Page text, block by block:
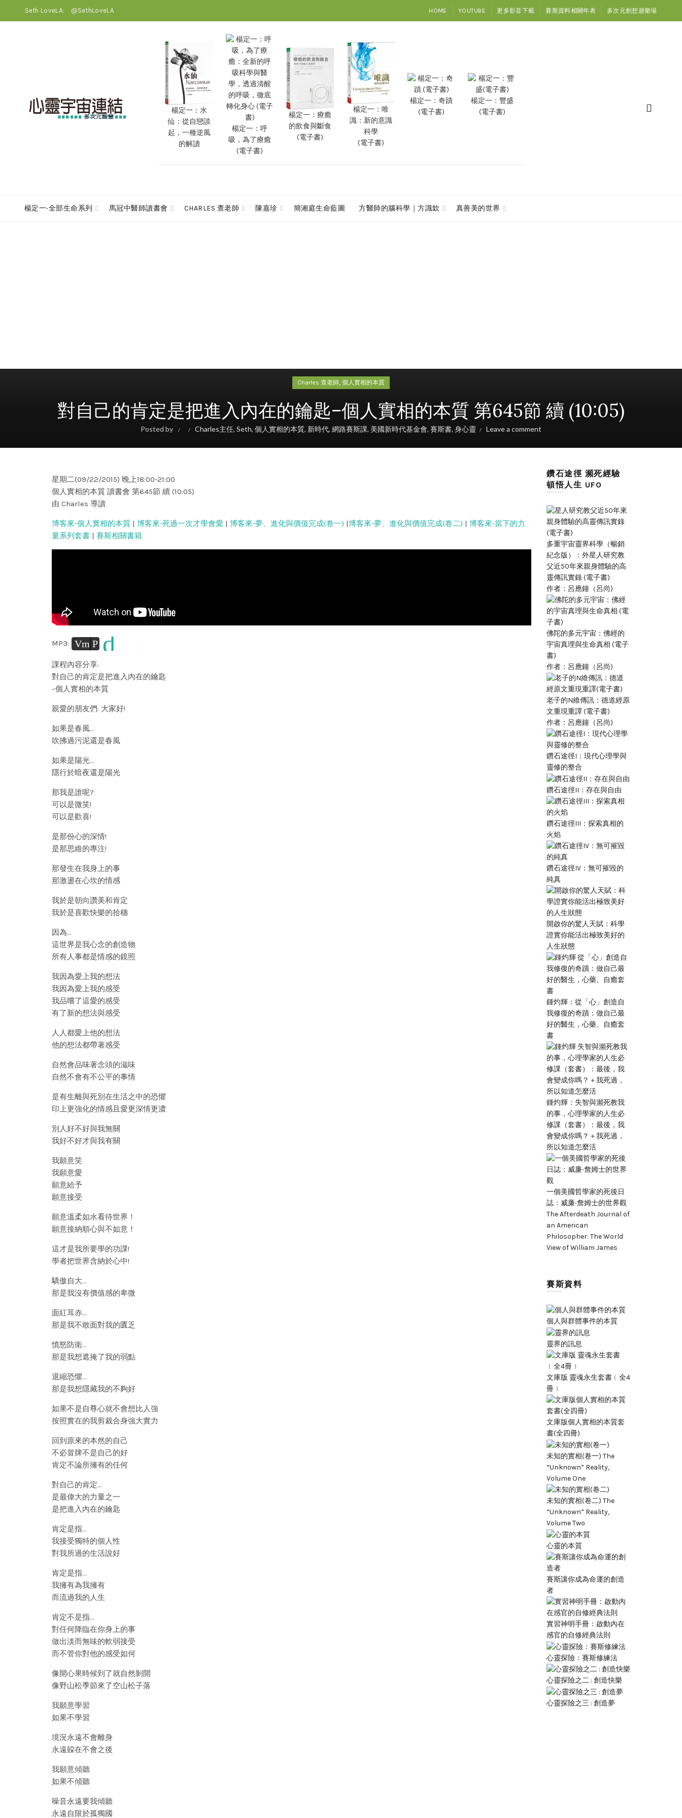
Seth LoveLA: @SethLoveLA HOME YOUTUBE 更多影音下載 賽斯資料相關年表 多次元創想遊樂場
楊定一：水
仙：從自戀談
起，一種逆風
的解讀
楊定一：呼
吸，為了療癒
(電子書)
楊定一：療癒
的飲食與斷食
(電子書)
楊定一：唯
識：新的意識
科學
(電子書)
楊定一：奇蹟
(電子書)
楊定一：豐盛
(電子書)
楊定一‧全部生命系列 馬冠中醫師讀書會 CHARLES 查老師 陳嘉珍 簡湘庭生命藍圖 方醫師的腦科學｜方識欽 真善美的世界
Charles 查老師, 個人實相的本質
對自己的肯定是把進入內在的鑰匙–個人實相的本質 第645節 續 (10:05)
Posted by Charles主任, Seth, 個人實相的本質, 新時代, 網路賽斯課, 美國新時代基金會, 賽斯書, 身心靈 Leave a comment
星期二(09/22/2015) 晚上18:00-21:00
個人實相的本質 讀書會 第645節 續 (10:05)
由 Charles 導讀
博客來-個人實相的本質 | 博客來-死過一次才學會愛 | 博客來-夢、進化與價值完成(卷一) |博客來-夢、進化與價值完成(卷二) | 博客來-當下的力
量系列套書 | 賽斯相關書籍
MP3: Vm P d
課程內容分享:
對自己的肯定是把進入內在的鑰匙
–個人實相的本質
親愛的朋友們: 大家好!
如果是春風…
吹拂過污泥還是春風
如果是陽光…
隱行於暗夜還是陽光
那我是誰呢?
可以是微笑!
可以是歡喜!
是那份心的深情!
是那思維的專注!
那發生在我身上的事
那激盪在心坎的情感
我於是朝向讚美和肯定
我於是喜歡快樂的拾穗
因為…
這世界是我心念的創造物
所有人事都是情感的鏡照
我因為愛上我的想法
我因為愛上我的感受
我品嚐了這愛的感受
有了新的想法與感受
人人都愛上他的想法
他的想法都帶著感受
自然會品味著念頭的滋味
自然不會有不公平的事情
是有生離與死別在生活之中的恐懼
印上更強化的情感且愛更深情更濃
別人好不好與我無關
我好不好才與我有關
我願意笑
我願意愛
願意給予
願意接受
願意溫柔如水看待世界！
願意接納順心與不如意！
這才是我所要學的功課!
學者把世界含納於心中!
驕傲自大…
那是我沒有價值感的卑微
面紅耳赤…
那是我不敢面對我的匱乏
憤怒防衛…
那是我想遮掩了我的弱點
退縮恐懼…
那是我想隱藏我的不夠好
如果不是自尊心就不會想比人強
按照實在的我剪裁合身強大實力
回到原來的本然的自己
不必冒牌不是自己的好
肯定不論所擁有的任何
對自己的肯定…
是最偉大的力量之一
是把進入內在的鑰匙
肯定是指…
我接受獨特的個人性
對我所過的生活說好
肯定是指…
我擁有為我擁有
而流過我的人生
肯定不是指…
對任何降臨在你身上的事
做出淡而無味的軟弱接受
而不管你對他的感受如何
像開心果時候到了就自然剝開
像野山松季節來了空山松子落
我願意學習
如果不學習
境況永遠不會離身
永遠躱在不會之後
我願意傾聽
如果不傾聽
噪音永遠要我傾聽
永遠自限於孤獨國
鑽石途徑 瀕死經驗
頓悟人生 UFO
多重宇宙靈界科學（暢銷
紀念版）：外星人研究教
父近50年來親身體驗的高
靈傳訊實錄 (電子書)
作者：呂應鐘（呂尚)
佛陀的多元宇宙：佛經的
宇宙真理與生命真相 (電子
書)
作者：呂應鐘（呂尚)
老子的N維傳訊：德道經原
文重現重譯 (電子書)
作者：呂應鐘（呂尚)
鑽石途徑I：現代心理學與
靈修的整合
鑽石途徑II：存在與自由
鑽石途徑III：探索真相的
火焰
鑽石途徑IV：無可摧毀的
純真
開啟你的驚人天賦：科學
證實你能活出極致美好的
人生狀態
鍾灼輝：從「心」創造自
我修復的奇蹟：做自己最
好的醫生，心藥、自癒套
書
鍾灼輝：失智與瀕死教我
的事，心理學家的人生必
修課（套書）：最後，我
會變成你嗎？＋我死過，
所以知道怎麼活
一個美國哲學家的死後日
誌：威廉‧詹姆士的世界觀
The Afterdeath Journal of
an American
Philosopher: The World
View of William James
賽斯資料
個人與群體事件的本質
靈界的訊息
文庫版 靈魂永生套書﹝全4
冊﹞
文庫版個人實相的本質套
書(全四冊)
未知的實相(卷一) The
“Unknown” Reality,
Volume One
未知的實相(卷二) The
“Unknown” Reality,
Volume Two
心靈的本質
賽斯讓你成為命運的創造
者
實習神明手冊：啟動內在
感官的自修經典法則
心靈探險：賽斯修練法
心靈探險之二 : 創造快樂
心靈探險之三 : 創造夢